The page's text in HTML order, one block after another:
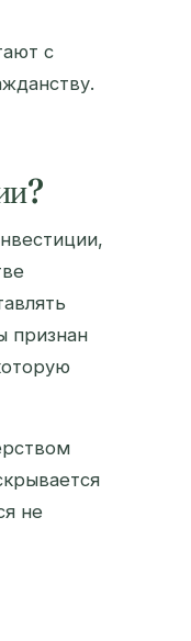
с
признан
не